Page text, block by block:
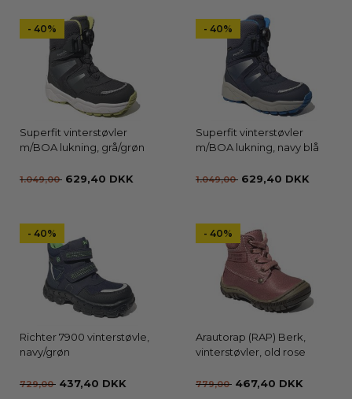
- 40%
Superfit vinterstøvler
m/BOA lukning, grå/grøn
1.049,00 629,40 DKK
- 40%
Superfit vinterstøvler
m/BOA lukning, navy blå
1.049,00 629,40 DKK
- 40%
Richter 7900 vinterstøvle,
navy/grøn
729,00 437,40 DKK
- 40%
Arautorap (RAP) Berk,
vinterstøvler, old rose
779,00 467,40 DKK